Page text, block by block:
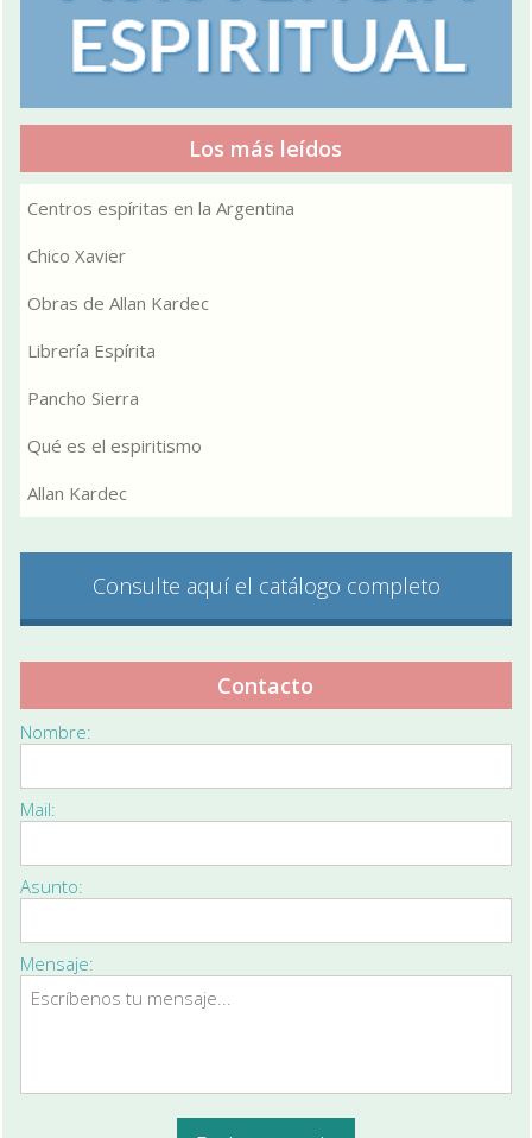
Los más leídos
Centros espíritas en la Argentina
Chico Xavier
Obras de Allan Kardec
Librería Espírita
Pancho Sierra
Qué es el espiritismo
Allan Kardec
Consulte aquí el catálogo completo
Contacto
Nombre:
Mail:
Asunto:
Mensaje: